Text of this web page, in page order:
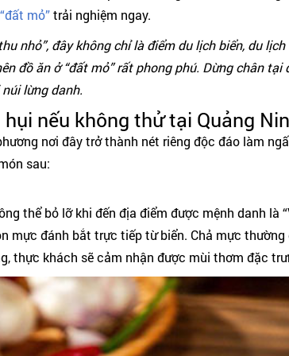
mỏ”trải nghiệm ngay.
nhỏ”, đây không chỉ là điểm du lịch biển, du
đồ ăn ở “đất mỏ” rất phong phú. Dừng chân
lừng danh.
nếu không thử tại Quảng
nơi đây trở thành nét riêng độc đáo làm
sau:
thể bỏ lỡ khi đến địa điểm được mệnh danh là
mực đánh bắt trực tiếp từ biển. Chả mực
thực khách sẽ cảm nhận được mùi thơm đặc